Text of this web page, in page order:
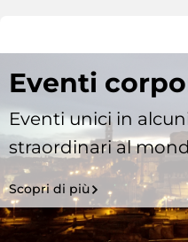
Eventi
Eventi unici in
straordinari al
Scopri di più